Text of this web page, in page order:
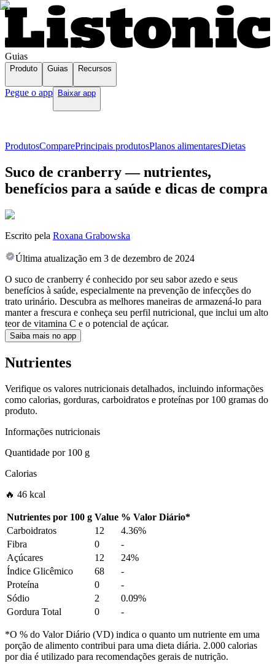
Guias
Produto Guias Recursos
Pegue o app Baixar app
ProdutosComparePrincipais produtosPlanos alimentaresDietas
Suco de cranberry — nutrientes,
benefícios para a saúde e dicas de compra
Escrito pela Roxana Grabowska
Última atualização em 3 de dezembro de 2024
O suco de cranberry é conhecido por seu sabor azedo e seus
benefícios à saúde, especialmente na prevenção de infecções do
trato urinário. Descubra as melhores maneiras de armazená-lo para
manter a frescura e conheça seu perfil nutricional, que inclui um alto
teor de vitamina C e o potencial de açúcar.
Saiba mais no app
Nutrientes
Verifique os valores nutricionais detalhados, incluindo informações
como calorias, gorduras, carboidratos e proteínas por 100 gramas do
produto.
Informações nutricionais
Quantidade por100 g
Calorias
🔥 46 kcal
Nutrientes por 100 g Value % Valor Diário*
Carboidratos
12
4.36%
Fibra
0
-
Açúcares
12
24%
Índice Glicêmico
68
-
Proteína
0
-
Sódio
2
0.09%
Gordura Total
0 -
*O % do Valor Diário (VD) indica o quanto um nutriente em uma
porção de alimento contribui para uma dieta diária. 2.000 calorias
por dia é utilizado para recomendações gerais de nutrição.